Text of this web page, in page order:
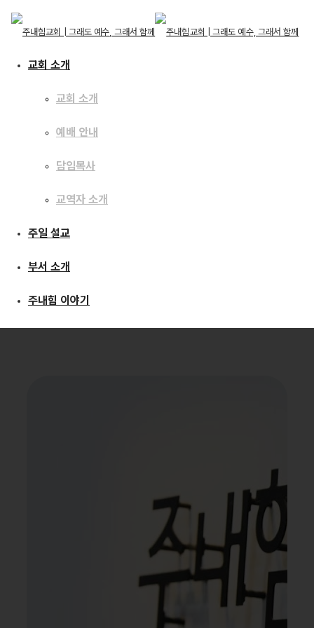
교회 소개
교회 소개
교역자 소개
주일 설교
부서 소개
주내힘 이야기
교회 소개
교회 소개
예배 안내
담임목사
교역자 소개
주일 설교
부서 소개
주내힘 이야기
주일 설교
[16.10.16] 예수이야기33
: 예수님이 오신 이유1 –
하나님의 나라